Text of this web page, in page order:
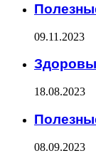
09.11.2023
18.08.2023
08.09.2023